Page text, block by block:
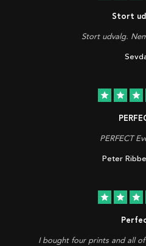
Stort
Stort udvalg.
star star star
PERFECT
Peter
star star star
I bought four prints and all